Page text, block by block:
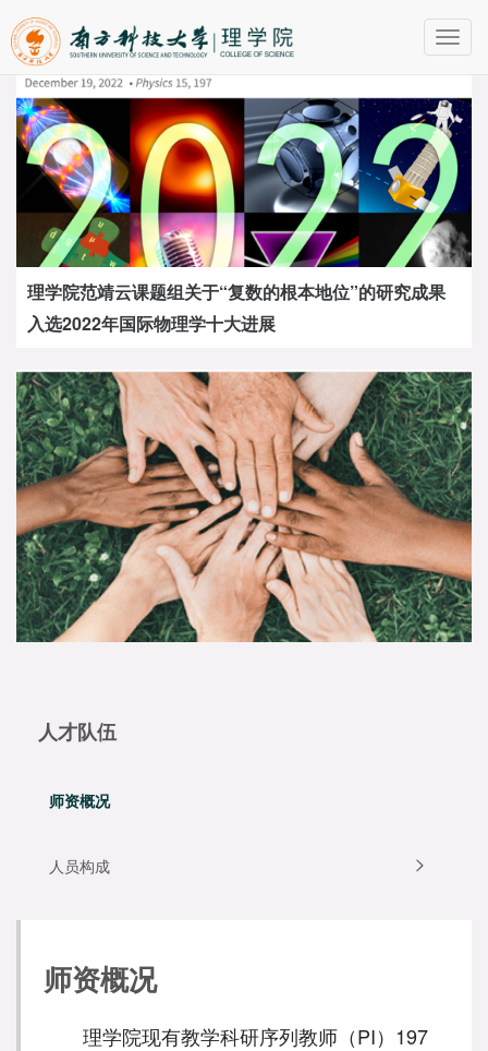
理学院范靖云课题组关于“复数的根本地位”的研究成果
入选2022年国际物理学十大进展
人才队伍
师资概况
人员构成
师资概况
理学院现有教学科研序列教师（PI）197